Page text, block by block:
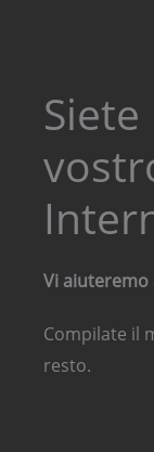
Vi
Compilate il
resto.